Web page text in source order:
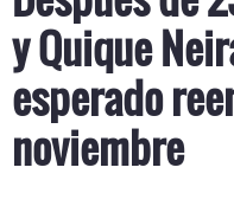
y Quique
esperado
noviembre